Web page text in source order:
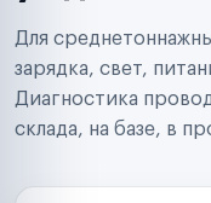
Аренда спецтехники
Ремонт спецтехники
Ритейл-сети
Управляющие компании
Страховые компании
Для
зарядка, свет,
Диагностика
склада, на базе, в